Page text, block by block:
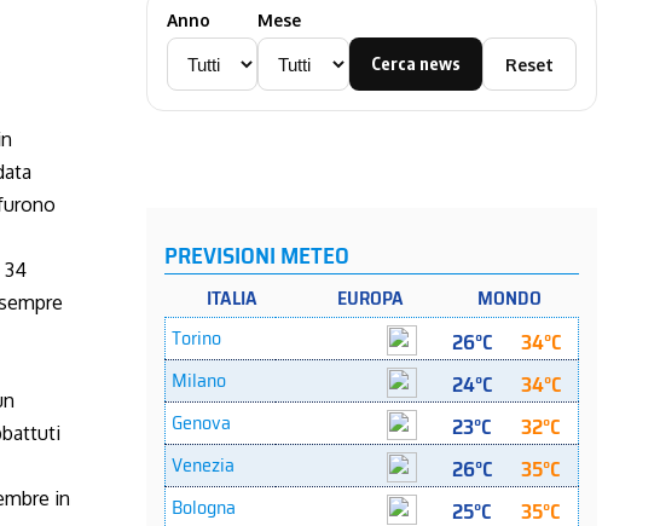
34
in
Anno Mese
Cerca news Reset